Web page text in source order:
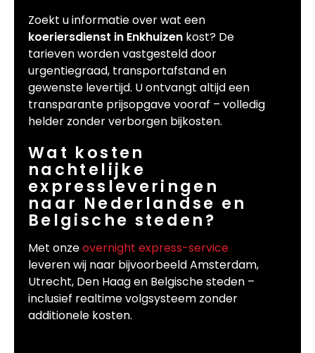
Zoekt u informatie over wat een
koeriersdienst in Enkhuizen kost? De
tarieven worden vastgesteld door
urgentiegraad, transportafstand en
gewenste levertijd. U ontvangt altijd een
transparante prijsopgave vooraf – volledig
helder zonder verborgen bijkosten.
Wat kosten
nachtelijke
expressleveringen
naar Nederlandse en
Belgische steden?
Met onzeovernight express-service
leveren wij naar bijvoorbeeld Amsterdam,
Utrecht, Den Haag en Belgische steden –
inclusief realtime volgsysteem zonder
additionele kosten.